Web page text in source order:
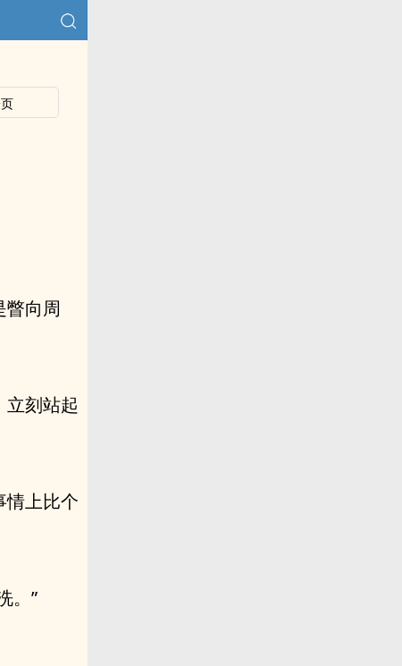
瞥向周
立刻站起
情上比个
。”